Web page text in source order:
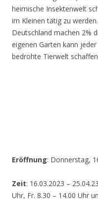
heimische Insektenwelt
im Kleinen tätig zu
Deutschland machen 2%
eigenen Garten kann
bedrohte Tierwelt
Eröffnung: Donnerstag,
Zeit: 16.03.2023 –
Uhr, Fr. 8.30 – 14.00 Uhr